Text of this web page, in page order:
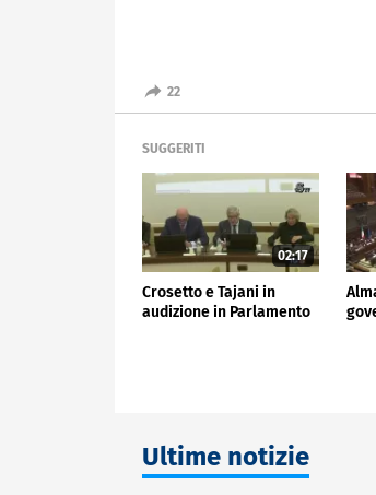
22
SUGGERITI
02:17
Crosetto e Tajani in
audizione in Parlamento
Ultime notizie